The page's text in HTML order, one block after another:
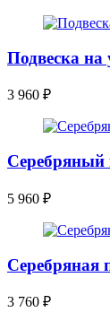
Подвеска на
3 960 ₽
Серебряный
5 960 ₽
Серебряная
3 760 ₽